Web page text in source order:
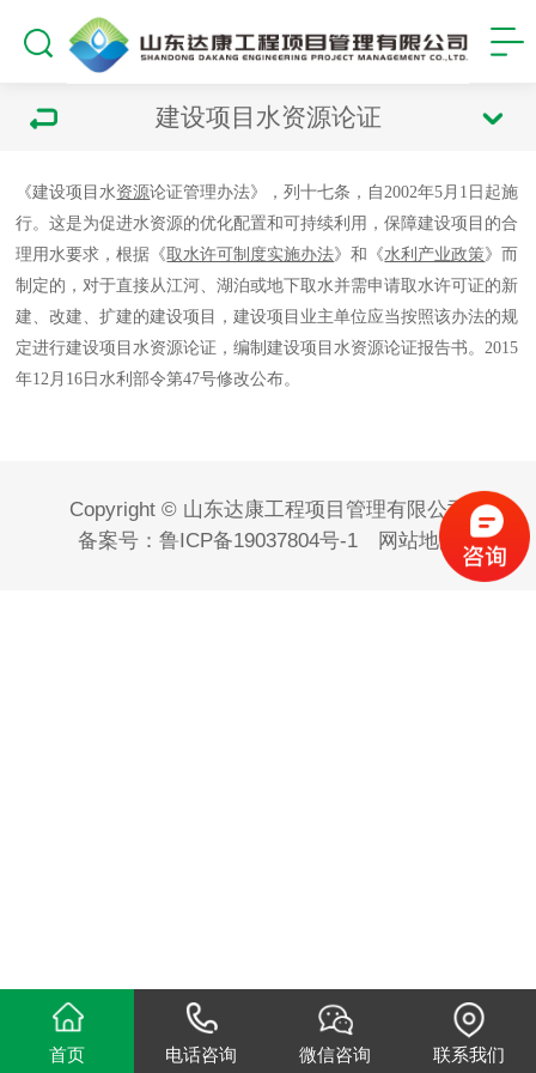
建设项目水资源论证
《建设项目水资源论证管理办法》，列十七条，自2002年5月1日起施
行。这是为促进水资源的优化配置和可持续利用，保障建设项目的合
理用水要求，根据《取水许可制度实施办法》和《水利产业政策》而
制定的，对于直接从江河、湖泊或地下取水并需申请取水许可证的新
建、改建、扩建的建设项目，建设项目业主单位应当按照该办法的规
定进行建设项目水资源论证，编制建设项目水资源论证报告书。2015
年12月16日水利部令第47号修改公布。
Copyright © 山东达康工程项目管理有限公司
备案号： 鲁ICP备19037804号-1 网站地图
首页 电话咨询 微信咨询 联系我们